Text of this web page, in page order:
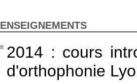
ENSEIGNEMENTS
2014 : cours
d'orthophonie